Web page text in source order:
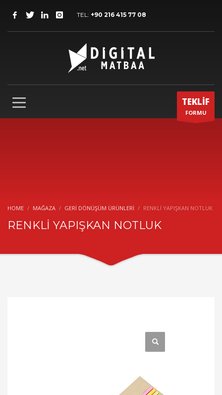
TEL: +90 216 415 77 08
TEKLİF
FORMU
HOME MAĞAZA GERI DÖNÜŞÜM ÜRÜNLERI RENKLİ YAPIŞKAN NOTLUK
RENKLİ YAPIŞKAN NOTLUK